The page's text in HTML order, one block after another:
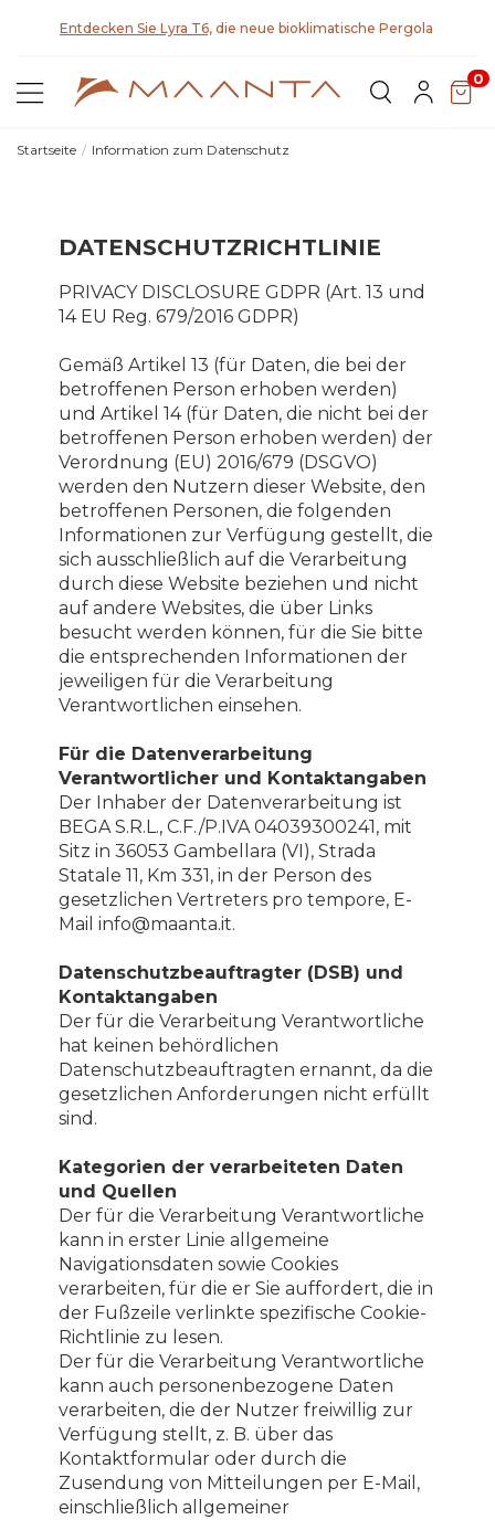
Entdecken Sie Lyra T6,die neue bioklimatische Pergola
0
Startseite Information zum Datenschutz
DATENSCHUTZRICHTLINIE
PRIVACY DISCLOSURE GDPR (Art. 13 und
14 EU Reg. 679/2016 GDPR)
Gemäß Artikel 13 (für Daten, die bei der
betroffenen Person erhoben werden)
und Artikel 14 (für Daten, die nicht bei der
betroffenen Person erhoben werden) der
Verordnung (EU) 2016/679 (DSGVO)
werden den Nutzern dieser Website, den
betroffenen Personen, die folgenden
Informationen zur Verfügung gestellt, die
sich ausschließlich auf die Verarbeitung
durch diese Website beziehen und nicht
auf andere Websites, die über Links
besucht werden können, für die Sie bitte
die entsprechenden Informationen der
jeweiligen für die Verarbeitung
Verantwortlichen einsehen.
Für die Datenverarbeitung
Verantwortlicher und Kontaktangaben
Der Inhaber der Datenverarbeitung ist
BEGA S.R.L., C.F./P.IVA 04039300241, mit
Sitz in 36053 Gambellara (VI), Strada
Statale 11, Km 331, in der Person des
gesetzlichen Vertreters pro tempore, E-
Mail info@maanta.it.
Datenschutzbeauftragter (DSB) und
Kontaktangaben
Der für die Verarbeitung Verantwortliche
hat keinen behördlichen
Datenschutzbeauftragten ernannt, da die
gesetzlichen Anforderungen nicht erfüllt
sind.
Kategorien der verarbeiteten Daten
und Quellen
Der für die Verarbeitung Verantwortliche
kann in erster Linie allgemeine
Navigationsdaten sowie Cookies
verarbeiten, für die er Sie auffordert, die in
der Fußzeile verlinkte spezifische Cookie-
Richtlinie zu lesen.
Der für die Verarbeitung Verantwortliche
kann auch personenbezogene Daten
verarbeiten, die der Nutzer freiwillig zur
Verfügung stellt, z. B. über das
Kontaktformular oder durch die
Zusendung von Mitteilungen per E-Mail,
einschließlich allgemeiner